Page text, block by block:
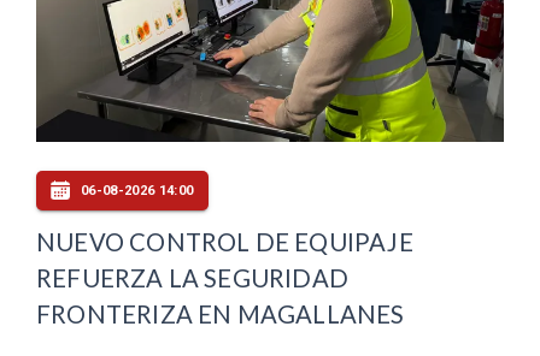
06-08-2026 14:00
NUEVO CONTROL DE EQUIPAJE
REFUERZA LA SEGURIDAD
FRONTERIZA EN MAGALLANES